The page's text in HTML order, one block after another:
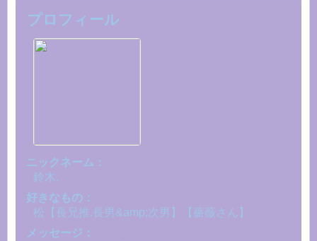
プロフィール
ニックネーム：
鈴木.
好きなもの：
松【長兄推.長男&amp;次男】【薔薇さん】
メッセージ：